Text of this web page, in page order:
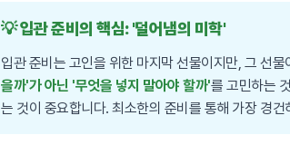
💡 입관 준비의 핵심: '덜어냄의 미학'
입관 준비는 고인을 위한 마지막 선물이지만, 그 선
을까'가 아닌 '무엇을 넣지 말아야 할까'를 고민하는
는 것이 중요합니다. 최소한의 준비를 통해 가장 경